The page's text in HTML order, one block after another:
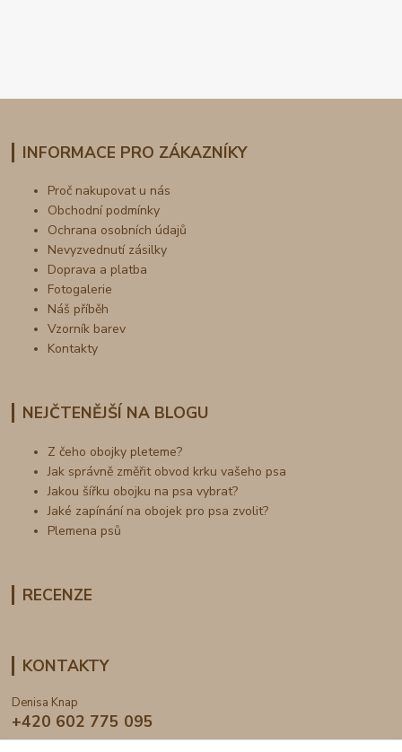
INFORMACE PRO ZÁKAZNÍKY
Proč nakupovat u nás
Obchodní podmínky
Ochrana osobních údajů
Nevyzvednutí zásilky
Doprava a platba
Fotogalerie
Náš příběh
Vzorník barev
Kontakty
NEJČTENĚJŠÍ NA BLOGU
Z čeho obojky pleteme?
Jak správně změřit obvod krku vašeho psa
Jakou šířku obojku na psa vybrat?
Jaké zapínání na obojek pro psa zvolit?
Plemena psů
RECENZE
KONTAKTY
Denisa Knap
+420 602 775 095